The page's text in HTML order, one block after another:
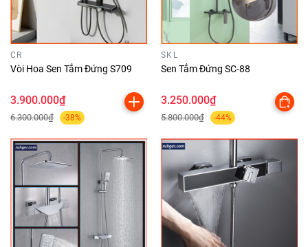
CR
Vòi Hoa Sen Tắm Đứng S709
3.900.000₫
6.300.000₫ -38%
SKL
Sen Tắm Đứng SC-88
3.250.000₫
5.800.000₫ -44%